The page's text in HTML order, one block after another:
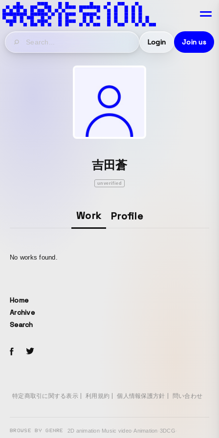
Login Join us
吉田蒼
unverified
Work Profile
No works found.
Home
Archive
Search
特定商取引に関する表示 利用規約 個人情報保護方針 問い合わせ
BROWSE BY GENRE 2D animation· Music video·Animation·3DCG·